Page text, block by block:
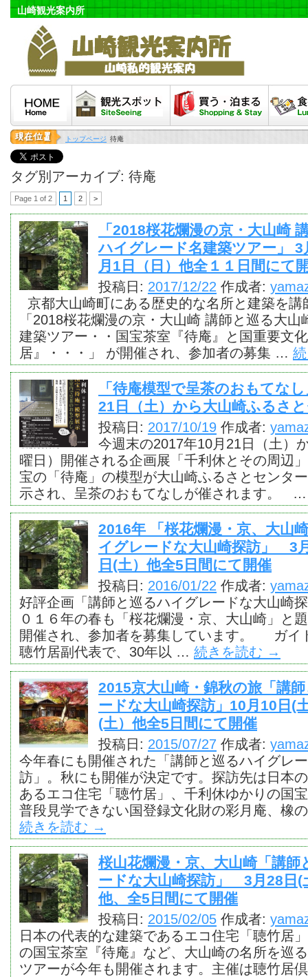
山崎観光案内所
観光スポット 泊まる・買う
トップページ 待庵
タグ別アーカイブ: 待庵
Page 1 of 2 1 2 >
「2018桜花爛漫の京・大山崎
ハイグレード名建築ツアー」 3
月1日（日）他全１１日間にて
投稿日: 2017/12/22 作成者:
京都大山崎町にある歴史的な名所と建築を講
「2018桜花爛漫の京・大山崎 講師と巡る大
建築ツアー・・国宝茶室『待庵』と国重要文
居』・・・」 が開催され、参加者の募集 …
「待庵模型で呈茶のおもてな
21日（土）から大山崎ふるさ
投稿日: 2017/10/19 作成者:
今週末の2017年10月21日（土）
曜日）開催される企画展「千利休とその周辺
宝の「待庵」の模型が大山崎ふるさとセンタ
示され、呈茶のおもてなしが催されます。
2016年 「桜花爛漫・京、大山
イグレードな大山崎探訪」 3
日(土）他全5日間にて開催
投稿日: 2016/01/22 作成者:
好評企画「講師と巡るハイグレードな大山崎
０１６年の春も「桜花爛漫・京、大山崎」と
開催され、参加者を募集しています。 ガイ
聴竹居副代表で、30年以 … 続きを読む →
2015京大山崎・錦秋の旅「講
ードな大山崎探訪」10月10日(
(土）他全5日間にて開催
投稿日: 2015/07/27 作成者:
今年春にも開催された「講師と巡るハイグレ
訪」。秋にも開催が決定です。探訪先は日本
あるエコ住宅「聴竹居」、千利休ゆかりの国
普段見学できない国登録文化財の彩月庵、橡
続きを読む →
桜山花爛漫・京、大山崎「講
ードな大山崎探訪」 3月28日(
他、全5日間にて開催
投稿日: 2015/02/05 作成者:
日本の代表的な建築であるエコ住宅「聴竹居
の国宝茶室『待庵』など、大山崎の名所を巡
ツアーが今年も開催されます。主催は聴竹